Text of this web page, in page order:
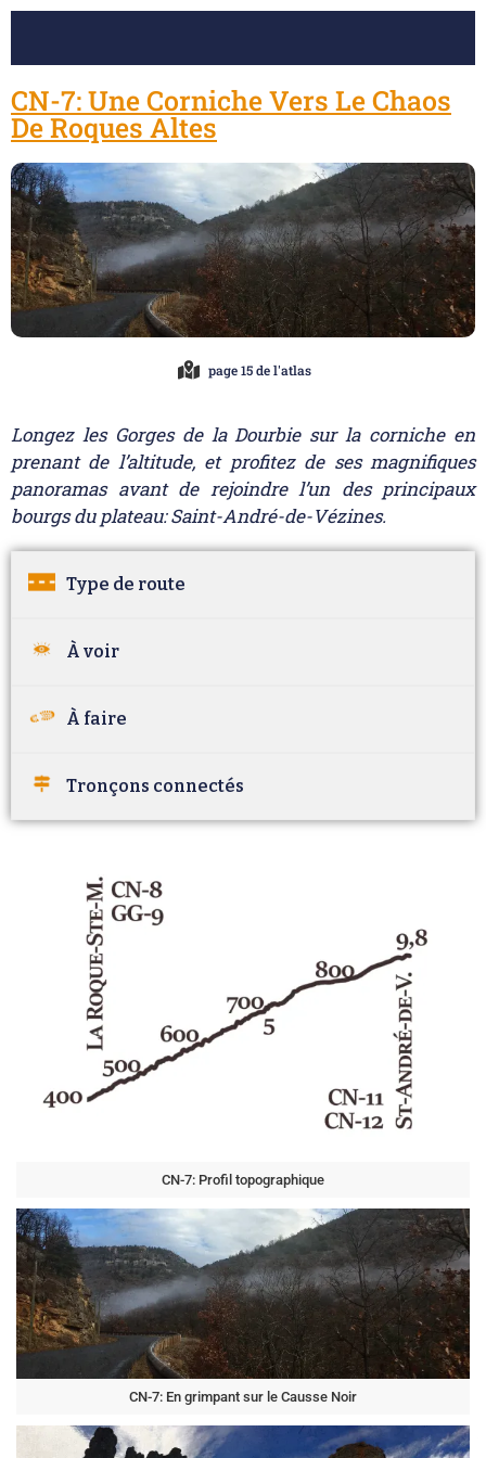
CN-7: Une Corniche Vers Le Chaos
De Roques Altes
page 15 de l'atlas
Longez les Gorges de la Dourbie sur la corniche en
prenant de l’altitude, et profitez de ses magnifiques
panoramas avant de rejoindre l’un des principaux
bourgs du plateau: Saint-André-de-Vézines.
Type de route
À voir
À faire
Tronçons connectés
CN-7: Profil topographique
CN-7: En grimpant sur le Causse Noir